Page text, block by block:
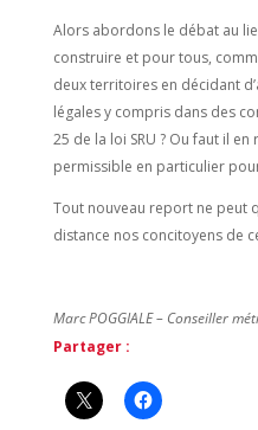
Alors abordons le débat au
construire et pour tous,
deux territoires en décidant
légales y compris dans des
25 de la loi SRU ? Ou faut il
permissible en particulier
Tout nouveau report ne peut
distance nos concitoyens de
Marc POGGIALE – Conseiller
Partager :